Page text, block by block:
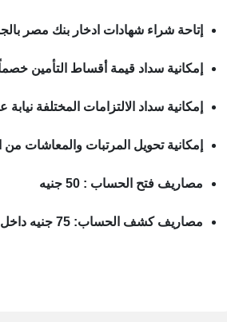
إتاحة شراء شهادات ادخار بنك مصر
إمكانية سداد قيمة أقساط التأمين
إمكانية سداد الالتزامات المختلفة
إمكانية تحويل المرتبات والمعاشات
مصاريف فتح الحساب : 50 جنيه
مصاريف كشف الحساب: 75 جنيه داخل مصر 125 جتيه خارج مصر